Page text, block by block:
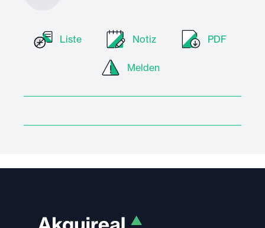
Liste Notiz PDF
Melden